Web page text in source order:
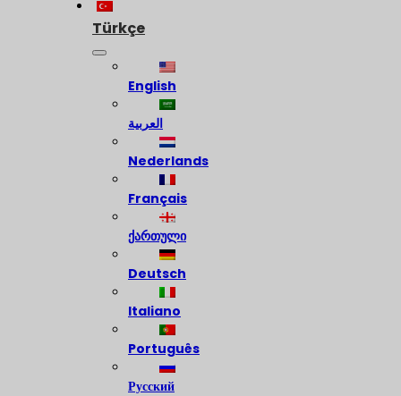
Türkçe
English
العربية
Nederlands
Français
ქართული
Deutsch
Italiano
Português
Русский